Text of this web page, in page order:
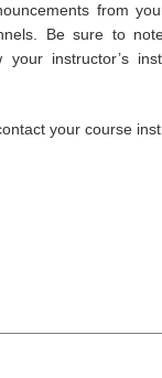
from
Be sure to
your instructor’s
your course